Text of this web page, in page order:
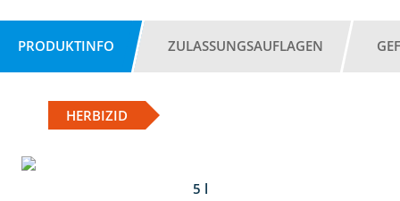
PRODUKTINFO ZULASSUNGSAUFLAGEN
HERBIZID
5 l